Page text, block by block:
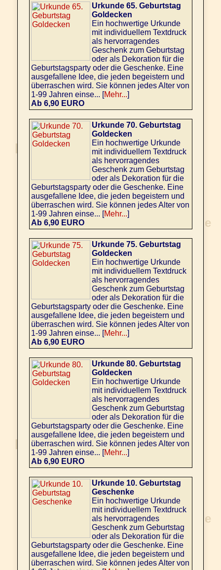
Urkunde 65. Geburtstag
Goldecken
Ein hochwertige Urkunde
mit individuellem Textdruck
als hervorragendes
Geschenk zum Geburtstag
oder als Dekoration für die
Geburtstagsparty oder die Geschenke. Eine
ausgefallene Idee, die jeden begeistern und
überraschen wird. Sie können jedes Alter von
1-99 Jahren einse... [Mehr...]
Ab 6,90 EURO
Urkunde 70. Geburtstag
Goldecken
Ein hochwertige Urkunde
mit individuellem Textdruck
als hervorragendes
Geschenk zum Geburtstag
oder als Dekoration für die
Geburtstagsparty oder die Geschenke. Eine
ausgefallene Idee, die jeden begeistern und
überraschen wird. Sie können jedes Alter von
1-99 Jahren einse... [Mehr...]
Ab 6,90 EURO
Urkunde 75. Geburtstag
Goldecken
Ein hochwertige Urkunde
mit individuellem Textdruck
als hervorragendes
Geschenk zum Geburtstag
oder als Dekoration für die
Geburtstagsparty oder die Geschenke. Eine
ausgefallene Idee, die jeden begeistern und
überraschen wird. Sie können jedes Alter von
1-99 Jahren einse... [Mehr...]
Ab 6,90 EURO
Urkunde 80. Geburtstag
Goldecken
Ein hochwertige Urkunde
mit individuellem Textdruck
als hervorragendes
Geschenk zum Geburtstag
oder als Dekoration für die
Geburtstagsparty oder die Geschenke. Eine
ausgefallene Idee, die jeden begeistern und
überraschen wird. Sie können jedes Alter von
1-99 Jahren einse... [Mehr...]
Ab 6,90 EURO
Urkunde 10. Geburtstag
Geschenke
Ein hochwertige Urkunde
mit individuellem Textdruck
als hervorragendes
Geschenk zum Geburtstag
oder als Dekoration für die
Geburtstagsparty oder die Geschenke. Eine
ausgefallene Idee, die jeden begeistern und
überraschen wird. Sie können jedes Alter von